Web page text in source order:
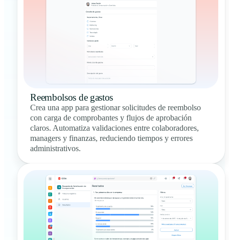
Reembolsos de gastos
Crea una app para gestionar solicitudes de reembolso
con carga de comprobantes y flujos de aprobación
claros. Automatiza validaciones entre colaboradores,
managers y finanzas, reduciendo tiempos y errores
administrativos.